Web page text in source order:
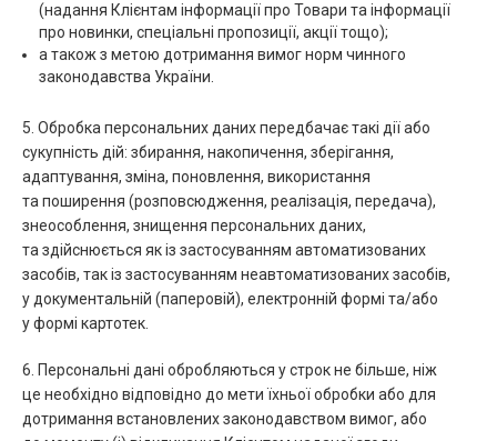
(надання Клієнтам інформації про Товари та інформації
про новинки, спеціальні пропозиції, акції тощо);
а також з метою дотримання вимог норм чинного
законодавства України.
5. Обробка персональних даних передбачає такі дії або
сукупність дій: збирання, накопичення, зберігання,
адаптування, зміна, поновлення, використання
та поширення (розповсюдження, реалізація, передача),
знеособлення, знищення персональних даних,
та здійснюється як із застосуванням автоматизованих
засобів, так із застосуванням неавтоматизованих засобів,
у документальній (паперовій), електронній формі та/або
у формі картотек.
6. Персональні дані обробляються у строк не більше, ніж
це необхідно відповідно до мети їхньої обробки або для
дотримання встановлених законодавством вимог, або